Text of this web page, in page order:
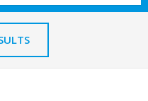
RESULTS